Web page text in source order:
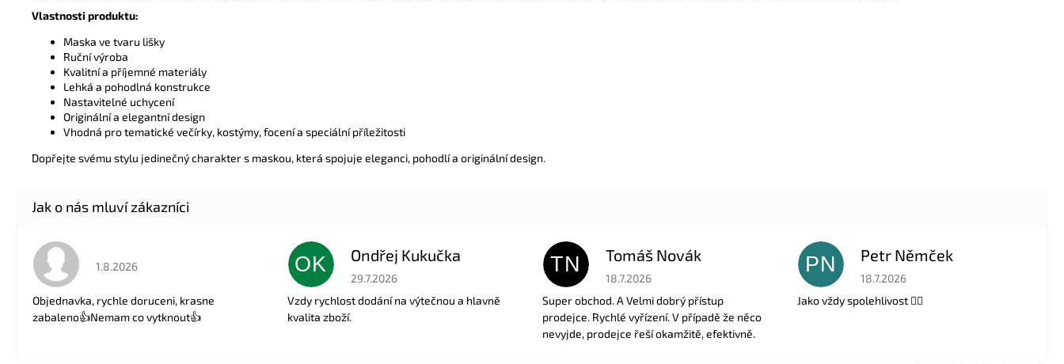
Vlastnosti produktu:
Maska ve tvaru lišky
Ruční výroba
Kvalitní a příjemné materiály
Lehká a pohodlná konstrukce
Nastavitelné uchycení
Originální a elegantní design
Vhodná pro tematické večírky, kostýmy, focení a speciální příležitosti
Dopřejte svému stylu jedinečný charakter s maskou, která spojuje eleganci, pohodlí a originální design.
Hodnocení obchodu je 5 z 5 hvězdiček.
1.8.2026
Objednavka, rychle doruceni, krasne
zabaleno👍Nemam co vytknout👍
OK Ondřej Kukučka
Hodnocení obchodu je 5 z 5 hvězdiček.
29.7.2026
Vzdy rychlost dodání na výtečnou a hlavně
kvalita zboží.
TN Tomáš Novák
Hodnocení obchodu je 5 z 5 hvězdiček.
18.7.2026
Super obchod. A Velmi dobrý přístup
prodejce. Rychlé vyřízení. V případě že něco
nevyjde, prodejce řeší okamžitě, efektivně.
PN Petr Němček
Hodnocení obchodu je 5 z 5 hvězdiček.
18.7.2026
Jako vždy spolehlivost 👍🏻